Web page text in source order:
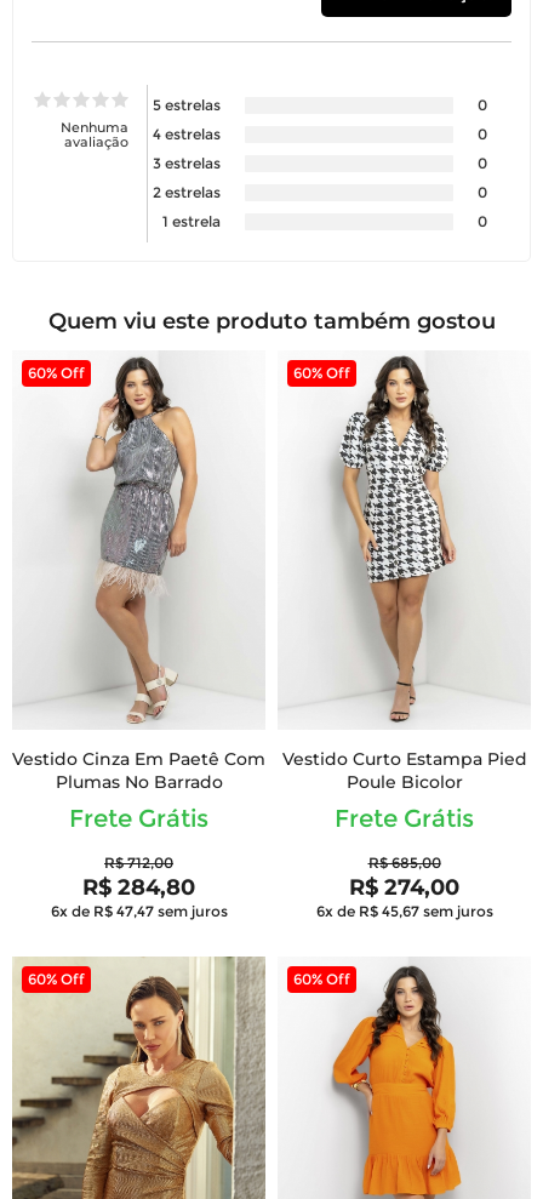
Nenhuma
avaliação
5 estrelas
0
4 estrelas
0
3 estrelas
0
2 estrelas
0
1 estrela
0
Quem viu este produto também gostou
60% Off
Vestido Cinza Em Paetê Com
Plumas No Barrado
Frete Grátis
R$ 712,00
R$ 284,80
6x de R$ 47,47 sem juros
60% Off
Vestido Curto Estampa Pied
Poule Bicolor
Frete Grátis
R$ 685,00
R$ 274,00
6x de R$ 45,67 sem juros
60% Off 60% Off